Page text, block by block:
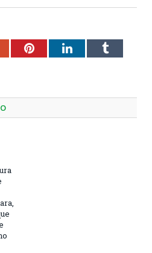
PinterestLinkedInTumblr